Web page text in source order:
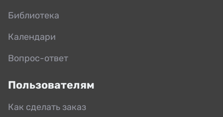
Библиотека
Календари
Вопрос-ответ
Пользователям
Как сделать заказ